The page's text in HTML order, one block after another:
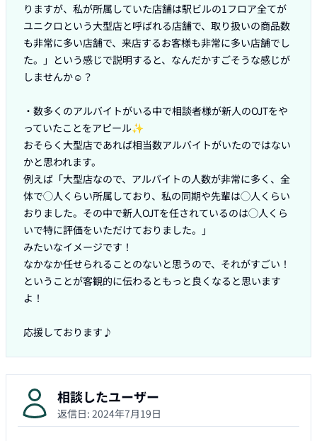
りますが、私が所属していた店舗は駅ビルの1フロア全てが
ユニクロという大型店と呼ばれる店舗で、取り扱いの商品数
も非常に多い店舗で、来店するお客様も非常に多い店舗でし
た。」という感じで説明すると、なんだかすごそうな感じが
しませんか☺️？
・数多くのアルバイトがいる中で相談者様が新人のOJTをや
っていたことをアピール✨
おそらく大型店であれば相当数アルバイトがいたのではない
かと思われます。
例えば「大型店なので、アルバイトの人数が非常に多く、全
体で◯人くらい所属しており、私の同期や先輩は◯人くらい
おりました。その中で新人OJTを任されているのは◯人くら
いで特に評価をいただけておりました。」
みたいなイメージです！
なかなか任せられることのないと思うので、それがすごい！
ということが客観的に伝わるともっと良くなると思います
よ！
応援しております♪
相談したユーザー
返信日: 2024年7月19日